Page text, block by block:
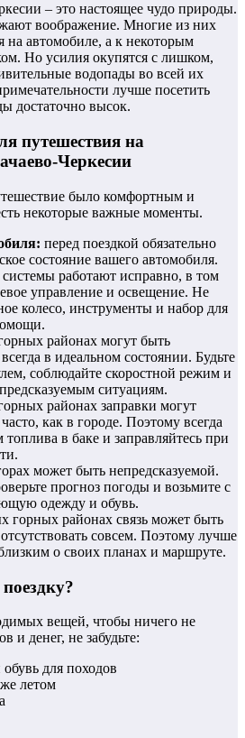
– это настоящее чудо природы.
воображение. Многие из них
на автомобиле, а к некоторым
Но усилия окупятся с лишком,
водопады во всей их
лучше посетить
достаточно высок.
путешествия на
Черкесии
было комфортным и
некоторые важные моменты.
перед поездкой обязательно
состояние вашего автомобиля.
системы работают исправно, в том
управление и освещение. Не
колесо, инструменты и набор для
районах могут быть
в идеальном состоянии. Будьте
соблюдайте скоростной режим и
ситуациям.
районах заправки могут
как в городе. Поэтому всегда
топлива в баке и заправляйтесь при
может быть непредсказуемой.
прогноз погоды и возьмите с
одежду и обувь.
горных районах связь может быть
совсем. Поэтому лучше
о своих планах и маршруте.
вещей, чтобы ничего не
и денег, не забудьте:
для походов
летом